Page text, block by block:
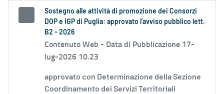
Sostegno alle attività di promozione dei Consorzi
DOP e IGP di Puglia: approvato l'avviso pubblico lett.
B2 - 2026
Contenuto Web - Data di Pubblicazione 17-
lug-2026 10.23
approvato con Determinazione della Sezione
Coordinamento dei Servizi Territoriali